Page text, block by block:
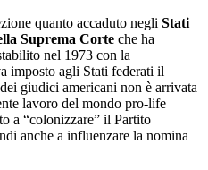
quanto accaduto negli Stati
Suprema Corte che ha
nel 1973 con la
imposto agli Stati federati il
giudici americani non è arrivata
lavoro del mondo pro-life
a “colonizzare” il Partito
anche a influenzare la nomina